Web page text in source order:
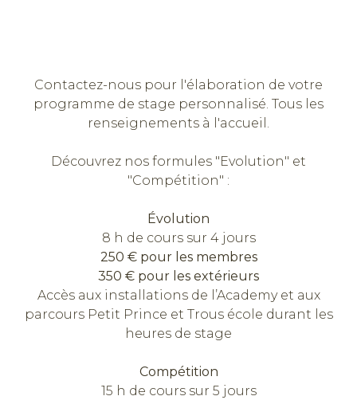
Contactez-nous pour l'élaboration de votre
programme de stage personnalisé. Tous les
renseignements à l'accueil.
Découvrez nos formules "Evolution" et
"Compétition" :
Évolution
8 h de cours sur 4 jours
250 € pour les membres
350 € pour les extérieurs
Accès aux installations de l’Academy et aux
parcours Petit Prince et Trous école durant les
heures de stage
Compétition
15 h de cours sur 5 jours